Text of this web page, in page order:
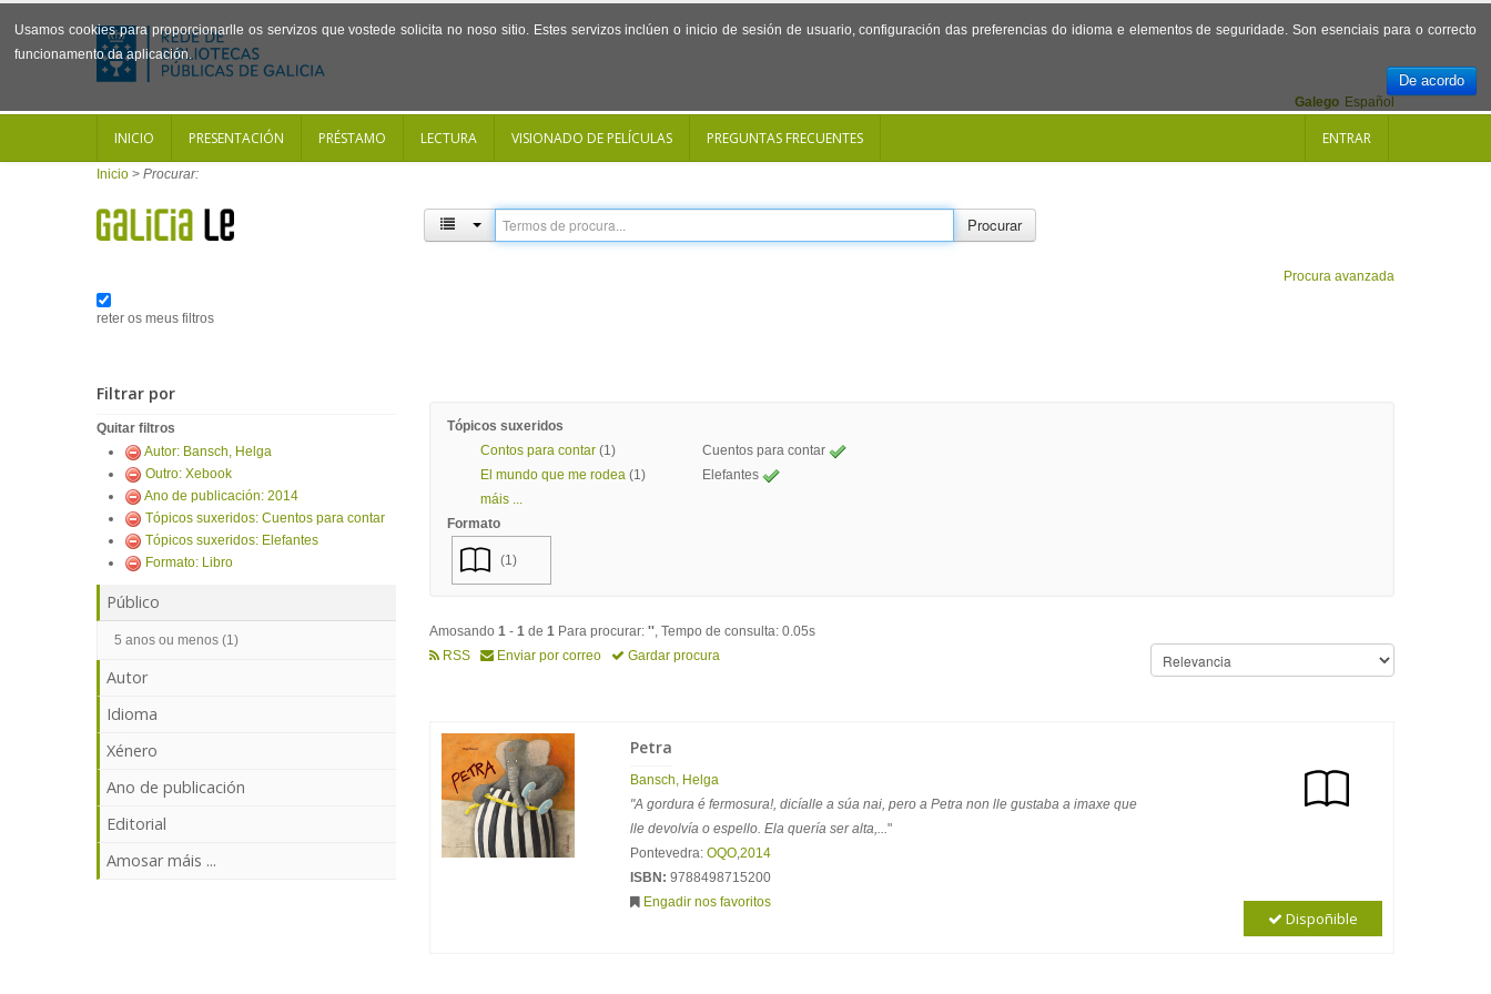
Usamos cookies para proporcionarlle os servizos que vostede solicita no noso sitio. Estes servizos inclúen o inicio de sesión de usuario, configuración das preferencias do idioma e elementos de seguridade. Son esenciais para o correcto
funcionamento da aplicación.
De acordo
Español
Galego
INICIO PRESENTACIÓN PRÉSTAMO LECTURA VISIONADO DE PELÍCULAS PREGUNTAS FRECUENTES ENTRAR
Inicio > Procurar:
Procurar
Procura avanzada
reter os meus filtros
Filtrar por
Quitar filtros
Autor: Bansch, Helga
Outro: Xebook
Ano de publicación: 2014
Tópicos suxeridos: Cuentos para contar
Tópicos suxeridos: Elefantes
Formato: Libro
Público
5 anos ou menos (1)
Autor
Idioma
Xénero
Ano de publicación
Editorial
Amosar máis ...
Tópicos suxeridos
Contos para contar (1)
Cuentos para contar
El mundo que me rodea (1)
Elefantes
máis ...
Formato
(1)
Amosando 1 - 1 de 1 Para procurar: '', Tempo de consulta: 0.05s
RSS
Enviar por correo Gardar procura
Petra
Bansch, Helga
"A gordura é fermosura!, dicíalle a súa nai, pero a Petra non lle gustaba a imaxe que
lle devolvía o espello. Ela quería ser alta,..."
Pontevedra: OQO,2014
ISBN: 9788498715200
Engadir nos favoritos
Dispoñible